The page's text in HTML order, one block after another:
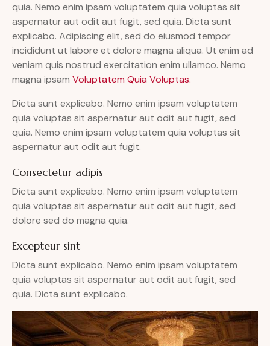
quia. Nemo enim ipsam voluptatem quia voluptas sit
aspernatur aut odit aut fugit, sed quia. Dicta sunt
explicabo. Adipiscing elit, sed do eiusmod tempor
incididunt ut labore et dolore magna aliqua. Ut enim ad
veniam quis nostrud exercitation enim ullamco. Nemo
magna ipsam Voluptatem Quia Voluptas.
Dicta sunt explicabo. Nemo enim ipsam voluptatem
quia voluptas sit aspernatur aut odit aut fugit, sed
quia. Nemo enim ipsam voluptatem quia voluptas sit
aspernatur aut odit aut fugit.
Consectetur adipis
Dicta sunt explicabo. Nemo enim ipsam voluptatem
quia voluptas sit aspernatur aut odit aut fugit, sed
dolore sed do magna quia.
Excepteur sint
Dicta sunt explicabo. Nemo enim ipsam voluptatem
quia voluptas sit aspernatur aut odit aut fugit, sed
quia. Dicta sunt explicabo.